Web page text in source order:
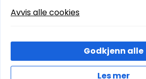
© 2026 Hobbyhjornet.no –
Avvis alle cookies
Les mer
Godkjenn alle